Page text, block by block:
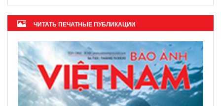
ЧИТАТЬ ПЕЧАТНЫЕ ПУБЛИКАЦИИ